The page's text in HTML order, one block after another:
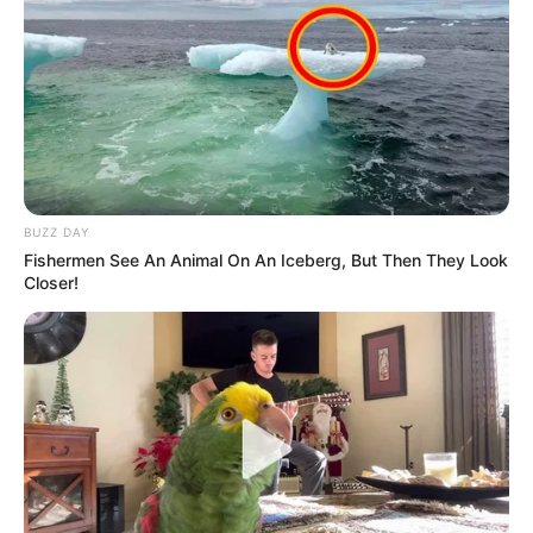
ALERTA BOGOTÁ EN GOOGLE NEWS
TEMAS RELACIONADOS
UNIDADES DE CUIDADOS INTENSIVOS
MINISTERIO DE SALUD
MANTÉNGASE EN ALERTA
Tenemos todas las noticias que le
interesan. Para estar bien informado, por
favor, active las notificaciones de Alerta.
ACTIVAR AHORA
BUZZ DAY
Fishermen See An Animal On An Iceberg, But Then They Look
Closer!